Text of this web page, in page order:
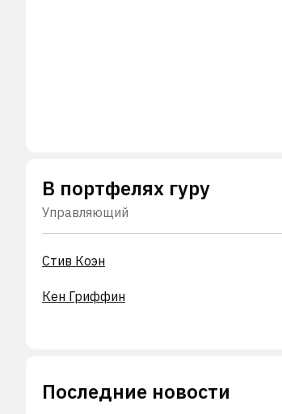
В портфелях гуру
Управляющий
Стив Коэн
Кен Гриффин
Последние новости